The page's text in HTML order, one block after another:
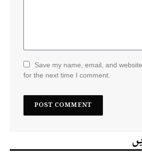
Save my name, email, and
for the next time I comment.